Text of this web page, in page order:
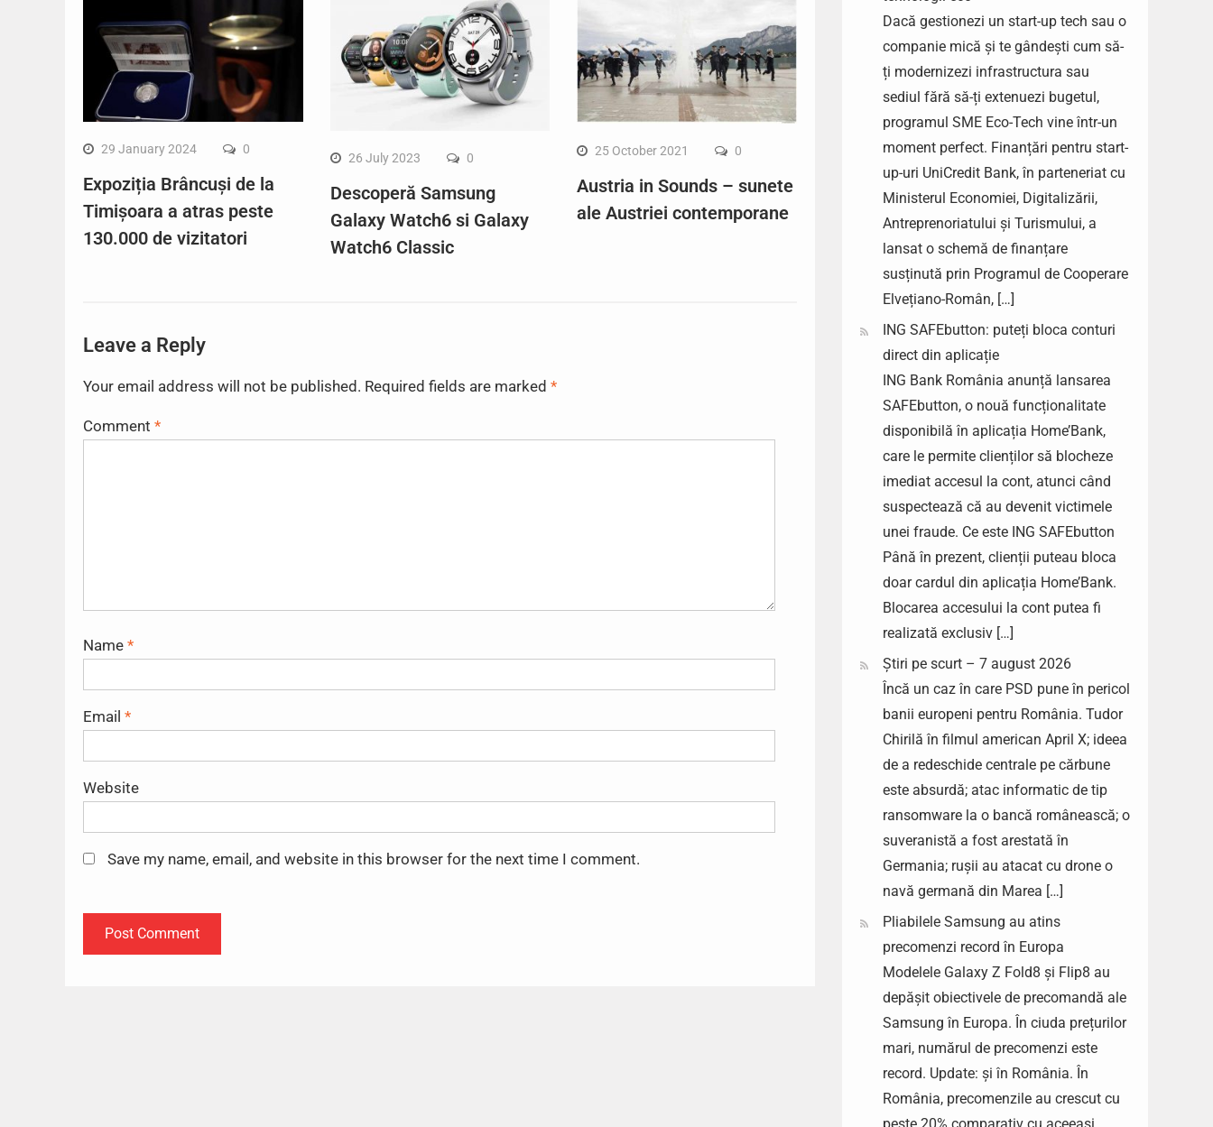
29 January 2024 0
Expoziția Brâncuși de la
Timișoara a atras peste
130.000 de vizitatori
26 July 2023 0
Descoperă Samsung
Galaxy Watch6 si Galaxy
Watch6 Classic
25 October 2021 0
Austria in Sounds – sunete
ale Austriei contemporane
Leave a Reply
Your email address will not be published. Required fields are marked *
Comment *
Name *
Email *
Website
Save my name, email, and website in this browser for the next time I comment.
Dacă gestionezi un start-up tech sau o
companie mică și te gândești cum să-
ți modernizezi infrastructura sau
sediul fără să-ți extenuezi bugetul,
programul SME Eco-Tech vine într-un
moment perfect. Finanțări pentru start-
up-uri UniCredit Bank, în parteneriat cu
Ministerul Economiei, Digitalizării,
Antreprenoriatului și Turismului, a
lansat o schemă de finanțare
susținută prin Programul de Cooperare
Elvețiano-Român, […]
ING SAFEbutton: puteți bloca conturi
direct din aplicație
ING Bank România anunță lansarea
SAFEbutton, o nouă funcționalitate
disponibilă în aplicația Home’Bank,
care le permite clienților să blocheze
imediat accesul la cont, atunci când
suspectează că au devenit victimele
unei fraude. Ce este ING SAFEbutton
Până în prezent, clienții puteau bloca
doar cardul din aplicația Home’Bank.
Blocarea accesului la cont putea fi
realizată exclusiv […]
Știri pe scurt – 7 august 2026
Încă un caz în care PSD pune în pericol
banii europeni pentru România. Tudor
Chirilă în filmul american April X; ideea
de a redeschide centrale pe cărbune
este absurdă; atac informatic de tip
ransomware la o bancă românească; o
suveranistă a fost arestată în
Germania; rușii au atacat cu drone o
navă germană din Marea […]
Pliabilele Samsung au atins
precomenzi record în Europa
Modelele Galaxy Z Fold8 și Flip8 au
depășit obiectivele de precomandă ale
Samsung în Europa. În ciuda prețurilor
mari, numărul de precomenzi este
record. Update: și în România. În
România, precomenzile au crescut cu